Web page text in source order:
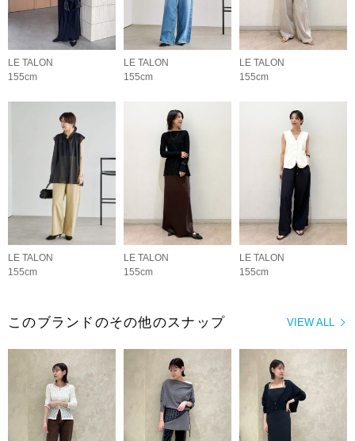
LE TALON
155cm
LE TALON
155cm
LE TALON
155cm
LE TALON
155cm
LE TALON
155cm
LE TALON
155cm
VIEW ALL
このブランドのその他のスナップ